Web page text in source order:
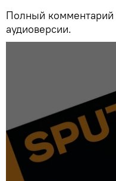
Полный комментарий
аудиоверсии.